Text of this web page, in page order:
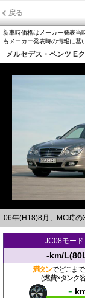
戻る
新車時価格はメーカー発表当
もメーカー発表時の情報に基
メルセデス・ベンツ E
06年(H18)8月、MC時の
JC08モード
-km/
満タンでどこま
（燃費×タンク
-